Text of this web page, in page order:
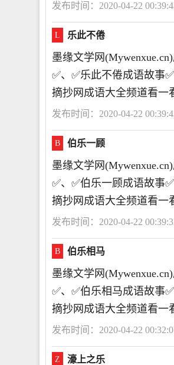
发布时间：2020-04-22
L 乐此不倦
墨缘文学网
✅、✅乐此不倦成语故事
摘抄网成语大全频道看一
发布时间：2020-04-22
B 伯乐一顾
墨缘文学网
✅、✅伯乐一顾成语故事
摘抄网成语大全频道看一
发布时间：2020-04-22
B 伯乐相马
墨缘文学网
✅、✅伯乐相马成语故事
摘抄网成语大全频道看一
发布时间：2020-04-22
Z 濠上之乐